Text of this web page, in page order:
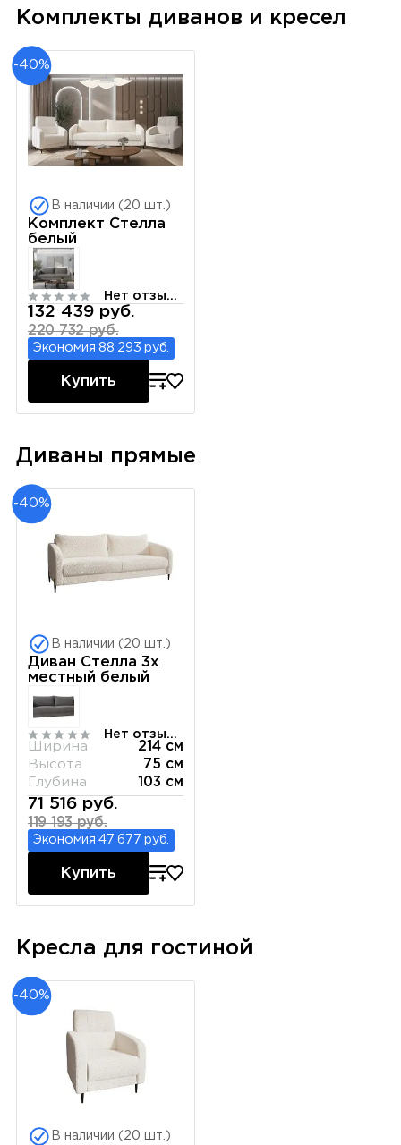
Комплекты диванов и кресел
-40%
В наличии (20 шт.)
Комплект Стелла
белый
Нет отзывов
132 439 руб.
220 732 руб.
Экономия 88 293 руб.
Купить
Диваны прямые
-40%
В наличии (20 шт.)
Диван Стелла 3х
местный белый
Нет отзывов
Ширина
214 см
Высота
75 см
Глубина
103 см
71 516 руб.
119 193 руб.
Экономия 47 677 руб.
Купить
Кресла для гостиной
-40%
В наличии (20 шт.)